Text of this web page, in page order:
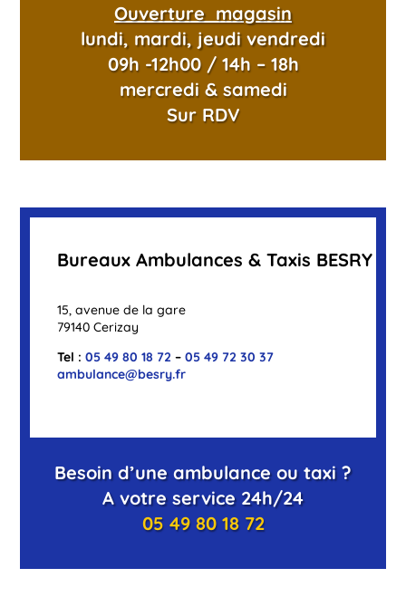
Ouverture magasin
lundi, mardi, jeudi vendredi
09h -12h00 / 14h – 18h
mercredi & samedi
Sur RDV
Bureaux Ambulances & Taxis BESRY
15, avenue de la gare
79140 Cerizay
Tel :05 49 80 18 72 –05 49 72 30 37
ambulance@besry.fr
Besoin d’une ambulance ou taxi ?
A votre service 24h/24
05 49 80 18 72